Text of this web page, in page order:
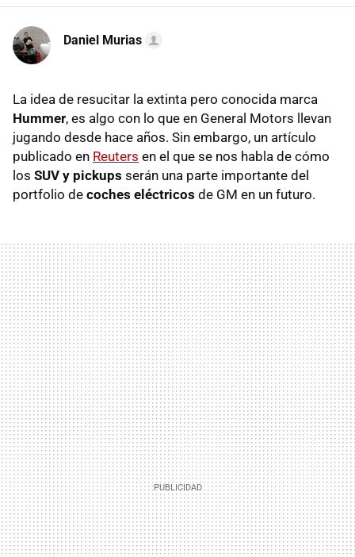
Daniel Murias
La idea de resucitar la extinta pero conocida marca
Hummer, es algo con lo que en General Motors llevan
jugando desde hace años. Sin embargo, un artículo
publicado en Reuters en el que se nos habla de cómo
los SUV y pickups serán una parte importante del
portfolio de coches eléctricos de GM en un futuro.